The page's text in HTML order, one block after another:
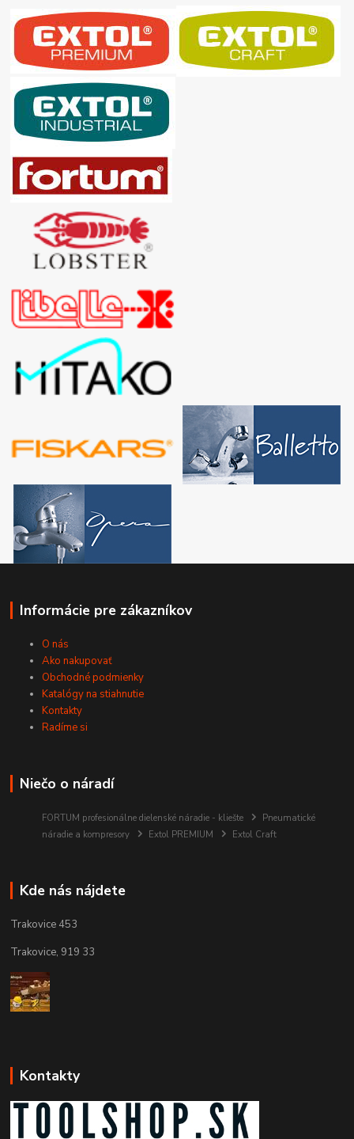
Informácie pre zákazníkov
O nás
Ako nakupovať
Obchodné podmienky
Katalógy na stiahnutie
Kontakty
Radíme si
Niečo o náradí
FORTUM profesionálne dielenské náradie - kliešte
Pneumatické
náradie a kompresory
Extol PREMIUM Extol Craft
Kde nás nájdete
Trakovice 453
Trakovice, 919 33
Kontakty